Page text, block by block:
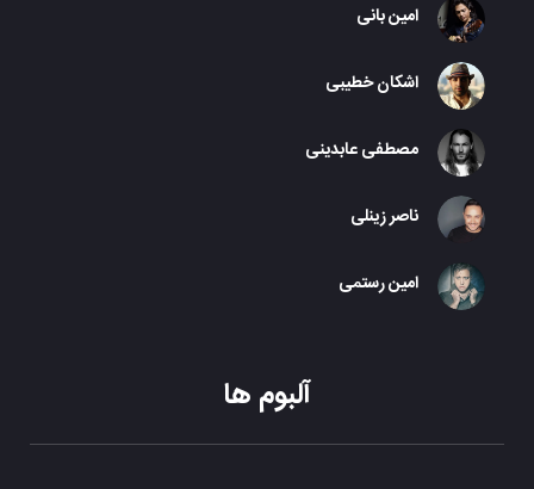
امین بانی
اشکان خطیبی
مصطفی عابدینی
ناصر زینلی
امین رستمی
آلبوم ها